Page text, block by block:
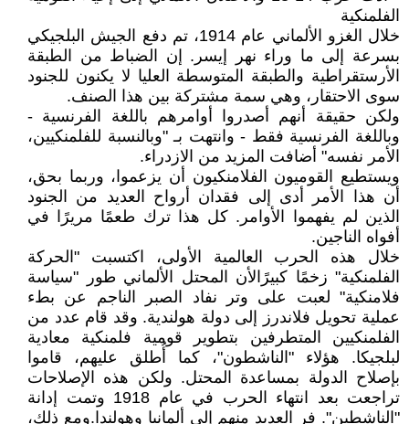
الفلمنكية
خلال الغزو الألماني عام 1914، تم دفع الجيش البلجيكي
بسرعة إلى ما وراء نهر إيسر. إن الضباط من الطبقة
الأرستقراطية والطبقة المتوسطة العليا لا يكنون للجنود
سوى الاحتقار، وهي سمة مشتركة بين هذا الصنف.
ولكن حقيقة أنهم أصدروا أوامرهم باللغة الفرنسية -
وباللغة الفرنسية فقط - وانتهت بـ "وبالنسبة للفلمنكيين،
الأمر نفسه" أضافت المزيد من الازدراء.
ويستطيع القوميون الفلامنكيون أن يزعموا، وربما بحق،
أن هذا الأمر أدى إلى فقدان أرواح العديد من الجنود
الذين لم يفهموا الأوامر. كل هذا ترك طعمًا مريرًا في
أفواه الناجين.
خلال هذه الحرب العالمية الأولى، اكتسبت "الحركة
الفلمنكية" زخمًا كبيرًالأن المحتل الألماني طور "سياسة
فلامنكية" لعبت على وتر نفاد الصبر الناجم عن بطء
عملية تحويل فلاندرز إلى دولة هولندية. وقد قام عدد من
الفلمنكيين المتطرفين بتطوير قومية فلمنكية معادية
لبلجيكا. هؤلاء "الناشطون"، كما أُطلق عليهم، قاموا
بإصلاح الدولة بمساعدة المحتل. ولكن هذه الإصلاحات
تراجعت بعد انتهاء الحرب في عام 1918 وتمت إدانة
"الناشطين". فر العديد منهم إلى ألمانيا وهولندا.ومع ذلك،